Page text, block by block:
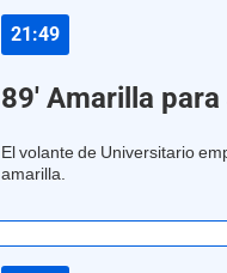
21:49
89' Amarilla
El volante de Universitario
amarilla.